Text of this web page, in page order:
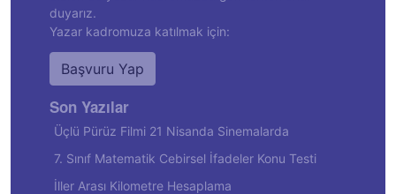
duyarız.
Yazar kadromuza katılmak için:
Başvuru Yap
Son Yazılar
Üçlü Pürüz Filmi 21 Nisanda Sinemalarda
7. Sınıf Matematik Cebirsel İfadeler Konu Testi
İller Arası Kilometre Hesaplama